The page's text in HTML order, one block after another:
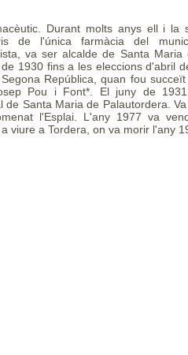
Durant molts anys ell i la
de l'única farmàcia del
va ser alcalde de Santa Maria
1930 fins a les eleccions d'abril
República, quan fou
Pou i Font*. El juny de
de Santa Maria de Palautordera.
l'Esplai. L'any 1977 va
viure a Tordera, on va morir l'any